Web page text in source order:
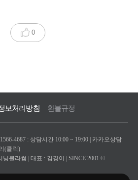
0
보처리방침 환불규정
4687 : 상담시간 10:00 ~ 19:00 | 카카오상담
(클릭)
닝블라썸 | 대표 : 김경이 | SINCE 2001 ©
신판매업 : 2022-부산부산진-1136 | 부산 남구